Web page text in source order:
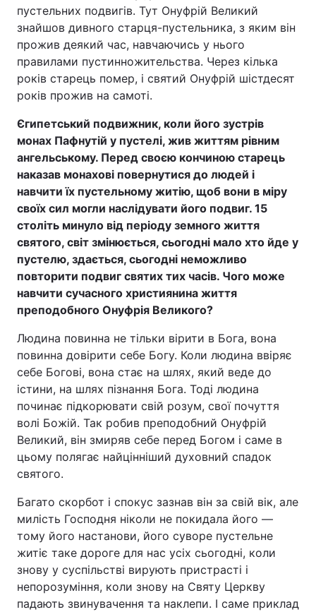
пустельних подвигів. Тут Онуфрій Великий
знайшов дивного старця-пустельника, з яким він
прожив деякий час, навчаючись у нього
правилами пустинножительства. Через кілька
років старець помер, і святий Онуфрій шістдесят
років прожив на самоті.
Єгипетський подвижник, коли його зустрів
монах Пафнутій у пустелі, жив життям рівним
ангельському. Перед своєю кончиною старець
наказав монахові повернутися до людей і
навчити їх пустельному житію, щоб вони в міру
своїх сил могли наслідувати його подвиг. 15
століть минуло від періоду земного життя
святого, світ змінюється, сьогодні мало хто йде у
пустелю, здається, сьогодні неможливо
повторити подвиг святих тих часів. Чого може
навчити сучасного християнина життя
преподобного Онуфрія Великого?
Людина повинна не тільки вірити в Бога, вона
повинна довірити себе Богу. Коли людина ввіряє
себе Богові, вона стає на шлях, який веде до
істини, на шлях пізнання Бога. Тоді людина
починає підкорювати свій розум, свої почуття
волі Божій. Так робив преподобний Онуфрій
Великий, він змиряв себе перед Богом і саме в
цьому полягає найцінніший духовний спадок
святого.
Багато скорбот і спокус зазнав він за свій вік, але
милість Господня ніколи не покидала його —
тому його настанови, його суворе пустельне
житіє таке дороге для нас усіх сьогодні, коли
знову у суспільстві вирують пристрасті і
непорозуміння, коли знову на Святу Церкву
падають звинувачення та наклепи. І саме приклад